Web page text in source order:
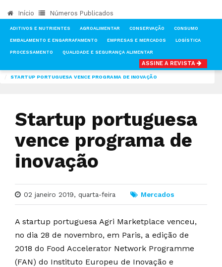
Início Números Publicados
ADITIVOS E NUTRIENTES AGROALIMENTAR CONSERVAÇÃO CONSUMO
EMBALAMENTO E ENGARRAFAMENTO EMPRESAS E MERCADOS LOGÍSTICA
PROCESSAMENTO QUALIDADE E SEGURANÇA ALIMENTAR
ASSINE A REVISTA
STARTUP PORTUGUESA VENCE PROGRAMA DE INOVAÇÃO
Startup portuguesa
vence programa de
inovação
02 janeiro 2019, quarta-feira Mercados
A startup portuguesa Agri Marketplace venceu,
no dia 28 de novembro, em Paris, a edição de
2018 do Food Accelerator Network Programme
(FAN) do Instituto Europeu de Inovação e